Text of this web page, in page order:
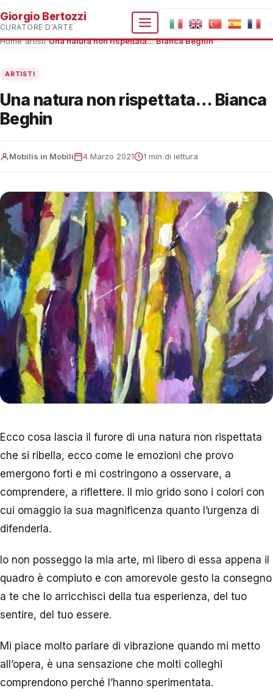
Giorgio Bertozzi
CURATORE D'ARTE
Home›artisti›Una natura non rispettata… Bianca Beghin
ARTISTI
Una natura non rispettata… Bianca
Beghin
Mobilis in Mobili 4 Marzo 2021 1 min di lettura
Ecco cosa lascia il furore di una natura non rispettata
che si ribella, ecco come le emozioni che provo
emergono forti e mi costringono a osservare, a
comprendere, a riflettere. Il mio grido sono i colori con
cui omaggio la sua magnificenza quanto l’urgenza di
difenderla.
Io non posseggo la mia arte, mi libero di essa appena il
quadro è compiuto e con amorevole gesto la consegno
a te che lo arricchisci della tua esperienza, del tuo
sentire, del tuo essere.
Mi piace molto parlare di vibrazione quando mi metto
all’opera, è una sensazione che molti colleghi
comprendono perché l’hanno sperimentata.